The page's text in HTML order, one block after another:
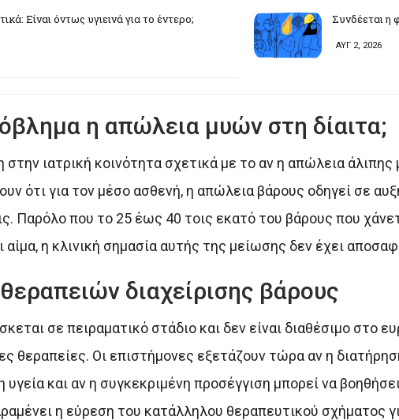
Είναι όντως υγιεινά για το έντερο; Συνδέεται η
ΑΥΓ 2, 2026
η απώλεια μυών στη δίαιτα;
ιατρική κοινότητα σχετικά με το αν η απώλεια άλιπης
ότι για τον μέσο ασθενή, η απώλεια βάρους οδηγεί σε
Παρόλο που το 25 έως 40 τοις εκατό του βάρους που
αίμα, η κλινική σημασία αυτής της μείωσης δεν έχει
διαχείρισης βάρους
σε πειραματικό στάδιο και δεν είναι διαθέσιμο στο
θεραπείες. Οι επιστήμονες εξετάζουν τώρα αν η
και αν η συγκεκριμένη προσέγγιση μπορεί να
η εύρεση του κατάλληλου θεραπευτικού σχήματος